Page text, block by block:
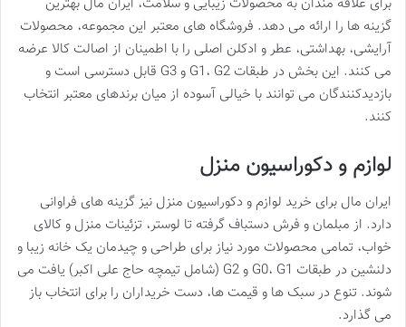
برای علاقه مندان به محصولات زیبایی و سلامت، ایران مال بهترین
گزینه ها را ارائه می دهد. فروشگاه های معتبر این مجموعه، محصولات
آرایشی، بهداشتی، عطر و ادکلن اصلی را با اطمینان از اصالت کالا عرضه
می کنند. این بخش در طبقات G1، G2 و G3 قابل دسترسی است و
بازدیدکنندگان می توانند با خیالی آسوده از میان برندهای معتبر انتخاب
کنند.
لوازم و دکوراسیون منزل
ایران مال برای خرید لوازم و دکوراسیون منزل نیز گزینه های فراوانی
دارد. از مبلمان و فرش دستباف گرفته تا لوستر، تزئینات منزل و کالای
خواب، تمامی محصولات مورد نیاز برای طراحی و چیدمان یک خانه زیبا و
دلنشین در طبقات G0، G1 و G2 (شامل تیمچه حاج علی اکبر) یافت می
شوند. تنوع در سبک ها و قیمت ها، دست خریداران را برای انتخاب باز
می گذارد.